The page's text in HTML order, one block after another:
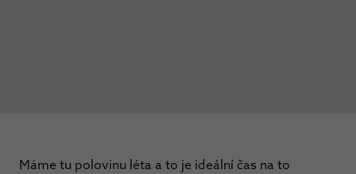
Máme tu polovinu léta a to je ideální čas na to